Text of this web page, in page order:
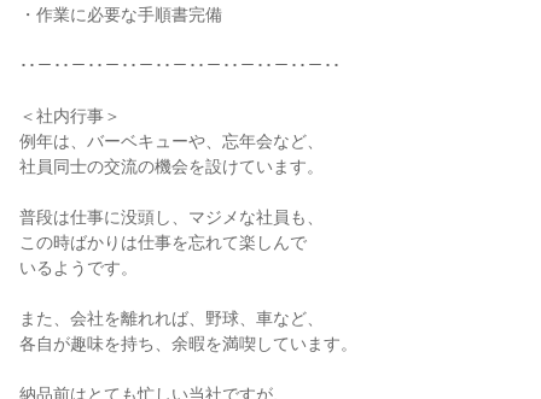
・作業に必要な手順書完備
･･－･･－･･－･･－･･－･･－･･－･･－･･－･･
＜社内行事＞
例年は、バーベキューや、忘年会など、
社員同士の交流の機会を設けています。
普段は仕事に没頭し、マジメな社員も、
この時ばかりは仕事を忘れて楽しんで
いるようです。
また、会社を離れれば、野球、車など、
各自が趣味を持ち、余暇を満喫しています。
納品前はとても忙しい当社ですが、